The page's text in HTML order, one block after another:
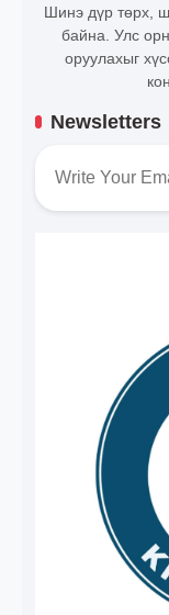
Шинэ дүр төрх,
байна. Улс
оруулахыг
Newsletters